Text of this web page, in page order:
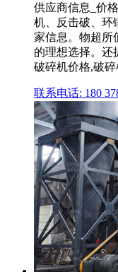
供应商信息_价
机、反击破、环
家信息。物超所
的理想选择。还
破碎机价格,破
联系电话: 180